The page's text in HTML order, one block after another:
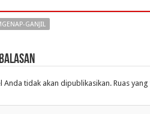
GANJIL
Anda tidak akan dipublikasikan.Ruas